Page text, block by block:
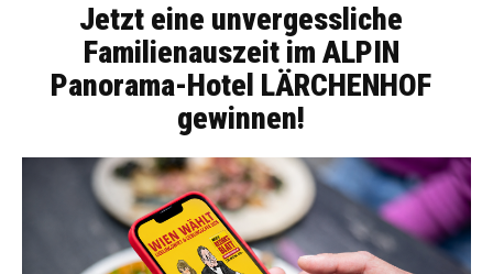
Jetzt eine unvergessliche
Familienauszeit im ALPIN
Panorama-Hotel LÄRCHENHOF
gewinnen!